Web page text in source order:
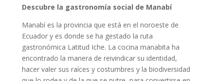
Descubre la gastronomía social de Manabí
Manabí es la provincia que está en el noroeste de
Ecuador y es donde se ha gestado la ruta
gastronómica Latitud Iche. La cocina manabita ha
encontrado la manera de reivindicar su identidad,
hacer valer sus raíces y costumbres y la biodiversidad